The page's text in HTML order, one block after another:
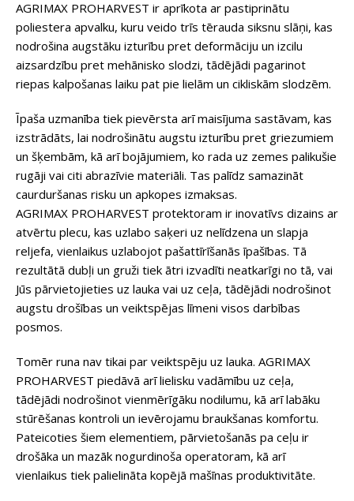
AGRIMAX PROHARVEST ir aprīkota ar pastiprinātu
poliestera apvalku, kuru veido trīs tērauda siksnu slāņi, kas
nodrošina augstāku izturību pret deformāciju un izcilu
aizsardzību pret mehānisko slodzi, tādējādi pagarinot
riepas kalpošanas laiku pat pie lielām un cikliskām slodzēm.
Īpaša uzmanība tiek pievērsta arī maisījuma sastāvam, kas
izstrādāts, lai nodrošinātu augstu izturību pret griezumiem
un šķembām, kā arī bojājumiem, ko rada uz zemes palikušie
rugāji vai citi abrazīvie materiāli. Tas palīdz samazināt
caurduršanas risku un apkopes izmaksas.
AGRIMAX PROHARVEST protektoram ir inovatīvs dizains ar
atvērtu plecu, kas uzlabo saķeri uz nelīdzena un slapja
reljefa, vienlaikus uzlabojot pašattīrīšanās īpašības. Tā
rezultātā dubļi un gruži tiek ātri izvadīti neatkarīgi no tā, vai
Jūs pārvietojieties uz lauka vai uz ceļa, tādējādi nodrošinot
augstu drošības un veiktspējas līmeni visos darbības
posmos.
Tomēr runa nav tikai par veiktspēju uz lauka. AGRIMAX
PROHARVEST piedāvā arī lielisku vadāmību uz ceļa,
tādējādi nodrošinot vienmērīgāku nodilumu, kā arī labāku
stūrēšanas kontroli un ievērojamu braukšanas komfortu.
Pateicoties šiem elementiem, pārvietošanās pa ceļu ir
drošāka un mazāk nogurdinoša operatoram, kā arī
vienlaikus tiek palielināta kopējā mašīnas produktivitāte.